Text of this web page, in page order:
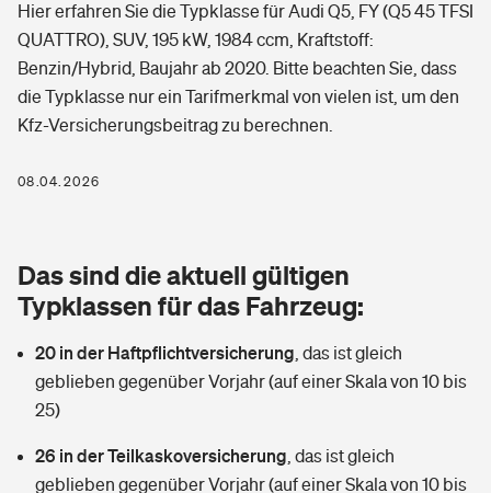
Grundfähigkeitsversicherung
Arbeitsrechtsschutz
Berufshaftpflichtversicherung
Zur Übersicht
Tools
Wer versichert was: Jetzt Versicherer finden
Sie haben Fragen?
Elementarversicherung
Glasversicherung
Mietkautionsversicherung
Restkreditversicherung
Freizeit
Pri­vate Haft­pflicht­
Kinderunfall­ver­si­che­rung
Kinderinvalidität
Hundehalter-Haftpflicht
Gesundheit
Private Krankenversicherung
Dread-Disease-Versicherung
Tierkrankenversicherung
Zur Übersicht
Tools
Hier erfahren Sie die Typklasse für Audi Q5, FY (Q5 45 TFSI
QUATTRO), SUV, 195 kW, 1984 ccm, Kraftstoff:
Benzin/Hybrid, Baujahr ab 2020. Bitte beachten Sie, dass
die Typklasse nur ein Tarifmerkmal von vielen ist, um den
Kfz-Versicherungsbeitrag zu berechnen.
08.04.2026
Das sind die aktuell gültigen
Typklassen für das Fahrzeug:
20 in der Haftpflichtversicherung das ist gleich
geblieben gegenüber Vorjahr (auf einer Skala von 10 bis
25)
26 in der Teilkaskoversicherung das ist gleich
geblieben gegenüber Vorjahr (auf einer Skala von 10 bis